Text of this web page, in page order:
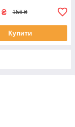
₴ 156 ₴
Купити